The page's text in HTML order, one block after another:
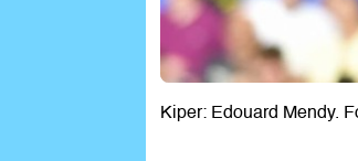
Kiper: Edouard Mendy.